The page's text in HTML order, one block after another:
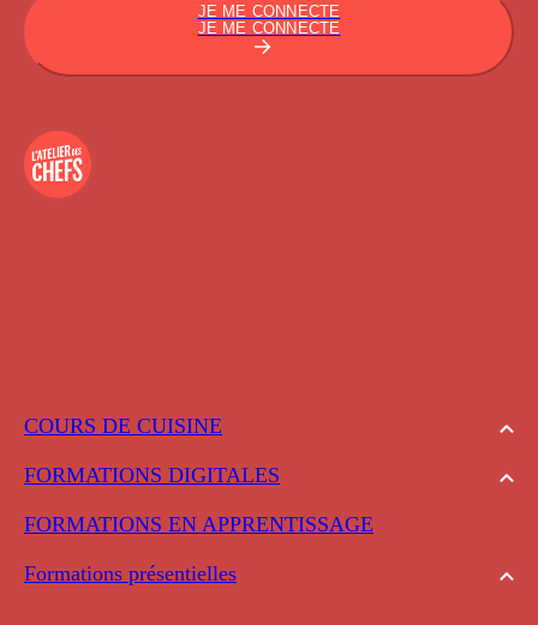
COURS DE CUISINE
FORMATIONS DIGITALES
FORMATIONS EN APPRENTISSAGE
Formations présentielles
JE ME CONNECTE
JE ME CONNECTE